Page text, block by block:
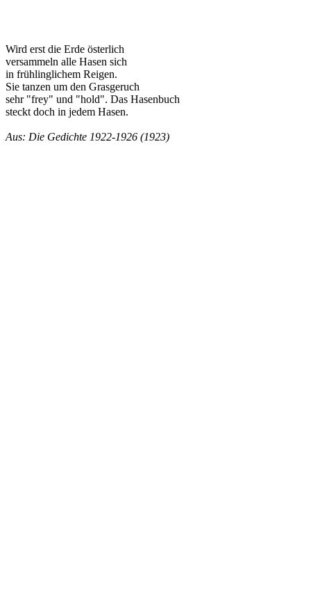
Wird erst die Erde österlich
versammeln alle Hasen sich
in frühlinglichem Reigen.
Sie tanzen um den Grasgeruch
sehr "frey" und "hold". Das Hasenbuch
steckt doch in jedem Hasen.
Aus: Die Gedichte 1922-1926 (1923)